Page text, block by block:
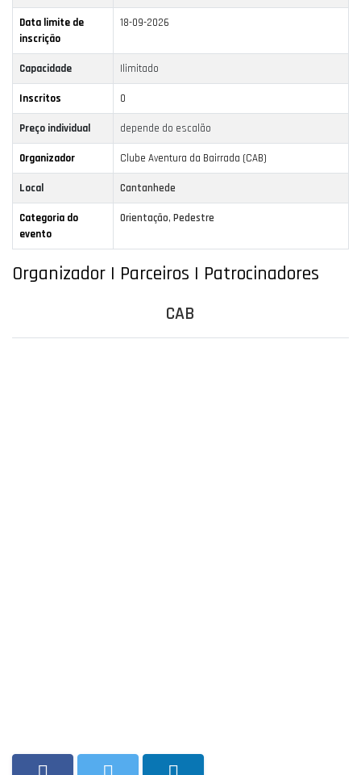
Data limite de
inscrição
18-09-2026
Capacidade Ilimitado
Inscritos 0
Preço individual depende do escalão
Organizador Clube Aventura da Bairrada (CAB)
Local Cantanhede
Categoria do
evento
Orientação, Pedestre
Organizador | Parceiros | Patrocinadores
CAB